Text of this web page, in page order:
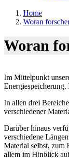
Home
Woran
Woran
Im Mittelpunkt
In allen drei
verschiedener
Darüber hinaus
verschiedene
Material selbst, zum
allem im Hinblick